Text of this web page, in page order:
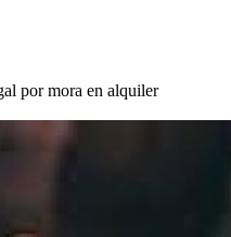
por mora en alquiler